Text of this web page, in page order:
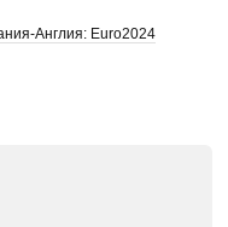
Англия: Euro2024